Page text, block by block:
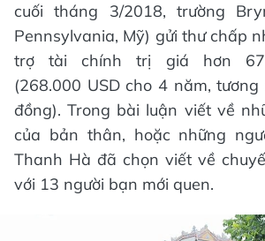
cuối tháng 3/2018, trường
Pennsylvania, Mỹ) gửi thư chấp
trợ tài chính trị giá hơn
(268.000 USD cho 4 năm,
đồng). Trong bài luận viết về
của bản thân, hoặc những
Thanh Hà đã chọn viết về
với 13 người bạn mới quen.